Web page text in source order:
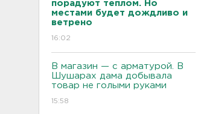
порадуют теплом. Но
местами будет дождливо и
ветрено
16:02
В магазин — с арматурой. В
Шушарах дама добывала
товар не голыми руками
15:58